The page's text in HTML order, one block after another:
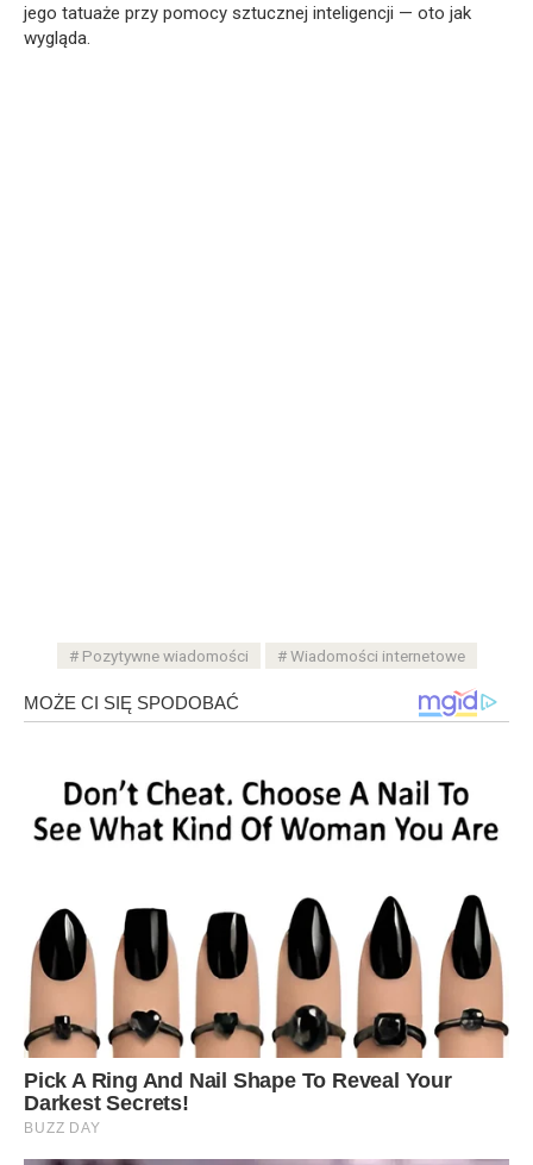
jego tatuaże przy pomocy sztucznej inteligencji — oto jak
wygląda.
Pozytywne wiadomości Wiadomości internetowe